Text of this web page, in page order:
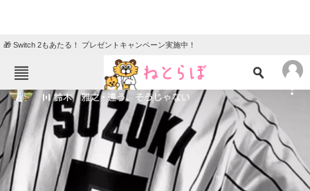
🎁 Switch 2もあたる！ プレゼントキャンペーン実施中！
ねとらぼメニュー
TOP ニュース
エンタメ クイズ
グルメ 地域